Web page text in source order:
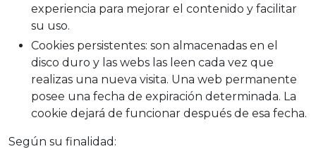
experiencia para mejorar el contenido y facilitar
su uso.
Cookies persistentes: son almacenadas en el
disco duro y las webs las leen cada vez que
realizas una nueva visita. Una web permanente
posee una fecha de expiración determinada. La
cookie dejará de funcionar después de esa fecha.
Según su finalidad: